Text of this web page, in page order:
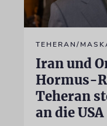
TEHERAN/
Iran und
Hormus-
Teheran
an die USA